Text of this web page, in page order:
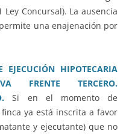
Concursal). La ausencia
una enajenación por
HIPOTECARIA
FRENTE TERCERO.
Si en el momento de
ya está inscrita a favor
y ejecutante) que no